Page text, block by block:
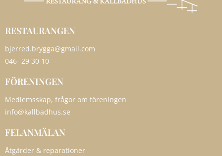
RESTAURANGEN
bjerred.brygga@gmail.com
046- 29 30 10
FÖRENINGEN
Medlemsskap, frågor om föreningen
info@kallbadhus.se
FELANMÄLAN
Åtgärder & reparationer